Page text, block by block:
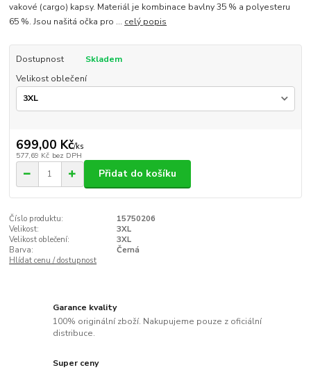
vakové (cargo) kapsy. Materiál je kombinace bavlny 35 % a polyesteru
65 %. Jsou našitá očka pro ... celý popis
Dostupnost
Skladem
Velikost oblečení
699,00 Kč/ks
577,69 Kč bez DPH
Přidat do košíku
Číslo produktu:
15750206
Velikost:
3XL
Velikost oblečení:
3XL
Barva:
Černá
Hlídat cenu / dostupnost
Garance kvality
100% originální zboží. Nakupujeme pouze z oficiální
distribuce.
Super ceny